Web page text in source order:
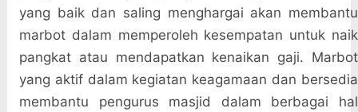
yang baik dan saling menghargai akan membantu
marbot dalam memperoleh kesempatan untuk naik
pangkat atau mendapatkan kenaikan gaji. Marbot
yang aktif dalam kegiatan keagamaan dan bersedia
membantu pengurus masjid dalam berbagai hal